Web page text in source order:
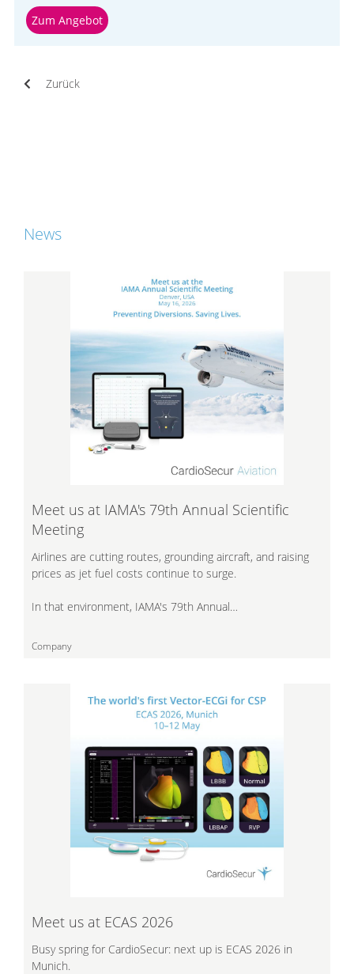
Zum Angebot
Zurück
News
Meet us at IAMA's 79th Annual Scientific
Meeting
Airlines are cutting routes, grounding aircraft, and raising
prices as jet fuel costs continue to surge.
In that environment, IAMA's 79th Annual…
Company
Meet us at ECAS 2026
Busy spring for CardioSecur: next up is ECAS 2026 in
Munich.